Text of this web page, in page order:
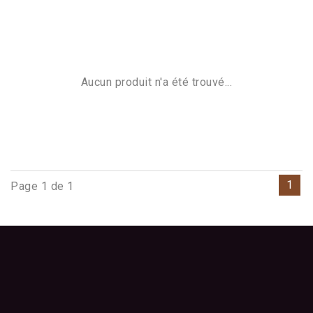
Aucun produit n'a été trouvé...
Page 1 de 1 1